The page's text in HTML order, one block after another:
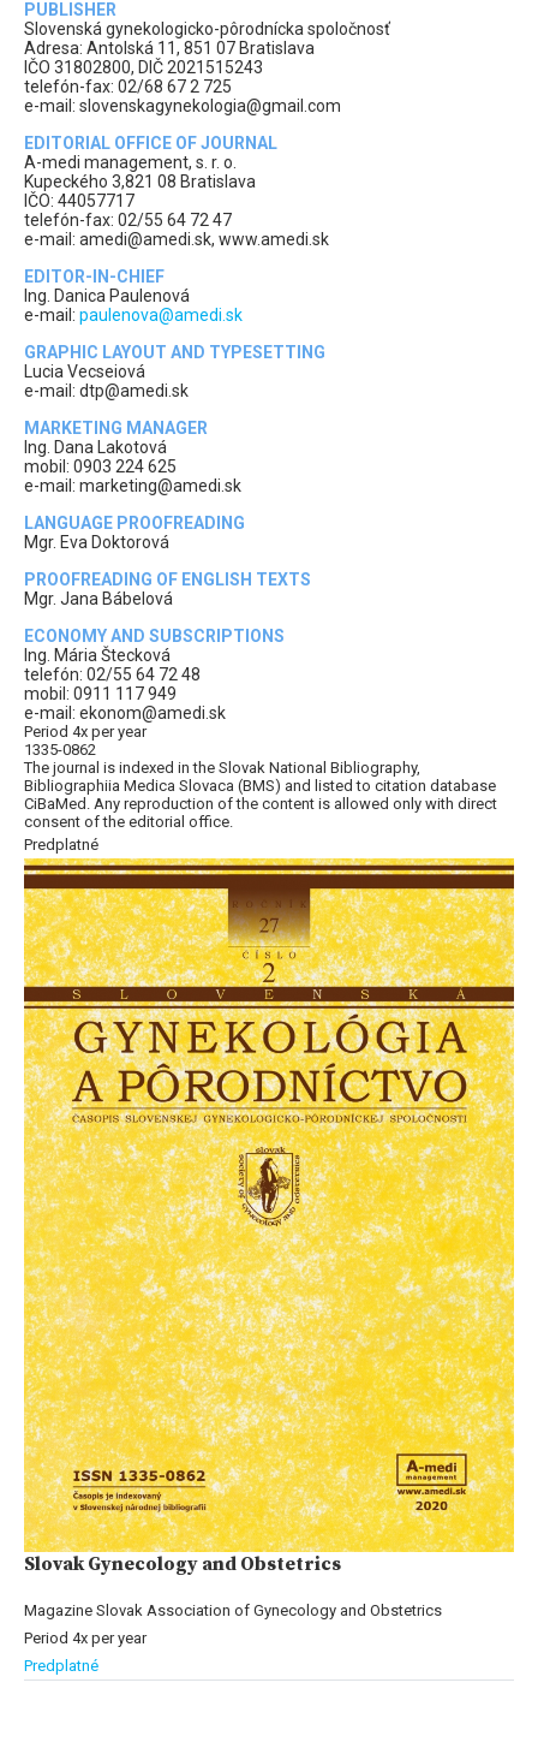
PUBLISHER
Slovenská gynekologicko-pôrodnícka spoločnosť
Adresa: Antolská 11, 851 07 Bratislava
IČO 31802800, DIČ 2021515243
telefón-fax: 02/68 67 2 725
e-mail: slovenskagynekologia@gmail.com
EDITORIAL OFFICE OF JOURNAL
A-medi management, s. r. o.
Kupeckého 3,821 08 Bratislava
IČO: 44057717
telefón-fax: 02/55 64 72 47
e-mail: amedi@amedi.sk, www.amedi.sk
EDITOR-IN-CHIEF
Ing. Danica Paulenová
e-mail: paulenova@amedi.sk
GRAPHIC LAYOUT AND TYPESETTING
Lucia Vecseiová
e-mail: dtp@amedi.sk
MARKETING MANAGER
Ing. Dana Lakotová
mobil: 0903 224 625
e-mail: marketing@amedi.sk
LANGUAGE PROOFREADING
Mgr. Eva Doktorová
PROOFREADING OF ENGLISH TEXTS
Mgr. Jana Bábelová
ECONOMY AND SUBSCRIPTIONS
Ing. Mária Štecková
telefón: 02/55 64 72 48
mobil: 0911 117 949
e-mail: ekonom@amedi.sk
Period 4x per year
1335-0862
The journal is indexed in the Slovak National Bibliography,
Bibliographiia Medica Slovaca (BMS) and listed to citation database
CiBaMed. Any reproduction of the content is allowed only with direct
consent of the editorial office.
Predplatné
Slovak Gynecology and Obstetrics
Magazine Slovak Association of Gynecology and Obstetrics
Period 4x per year
Predplatné